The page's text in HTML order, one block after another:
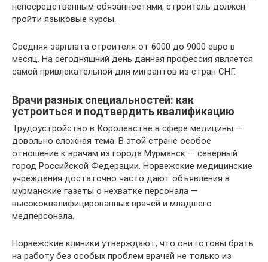
непосредственным обязанностями, строитель должен
пройти языковые курсы.
Средняя зарплата строителя от 6000 до 9000 евро в
месяц. На сегодняшний день данная профессия является
самой привлекательной для мигрантов из стран СНГ.
Врачи разных специальностей: как
устроиться и подтвердить квалификацию
Трудоустройство в Королевстве в сфере медицины —
довольно сложная тема. В этой стране особое
отношение к врачам из города Мурманск — северный
город Российской Федерации. Норвежские медицинские
учреждения достаточно часто дают объявления в
мурманские газеты о нехватке персонала —
высококвалифицированных врачей и младшего
медперсонала.
Норвежские клиники утверждают, что они готовы брать
на работу без особых проблем врачей не только из